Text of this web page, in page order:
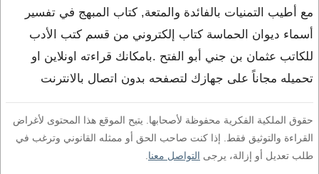
مع أطيب التمنيات بالفائدة والمتعة, كتاب المبهج في تفسير
أسماء ديوان الحماسة كتاب إلكتروني من قسم كتب الأدب
للكاتب عثمان بن جني أبو الفتح .بامكانك قراءته اونلاين او
تحميله مجاناً على جهازك لتصفحه بدون اتصال بالانترنت
حقوق الملكية الفكرية محفوظة لأصحابها. يتيح الموقع هذا المحتوى لأغراض
القراءة والتوثيق فقط. إذا كنت صاحب الحق أو ممثله القانوني وترغب في
طلب تعديل أو إزالة، يرجى التواصل معنا